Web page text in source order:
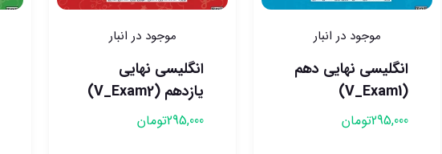
موجود در انبار
انگلیسی نهایی دهم
(V_Exam1)
295,000تومان
موجود در انبار
انگلیسی نهایی
یازدهم (V_Exam2)
295,000تومان